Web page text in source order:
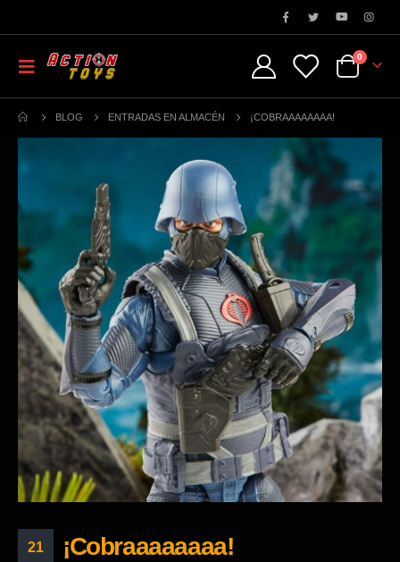
0
BLOG ENTRADAS EN ALMACÉN ¡COBRAAAAAAAA!
21 ¡Cobraaaaaaaa!